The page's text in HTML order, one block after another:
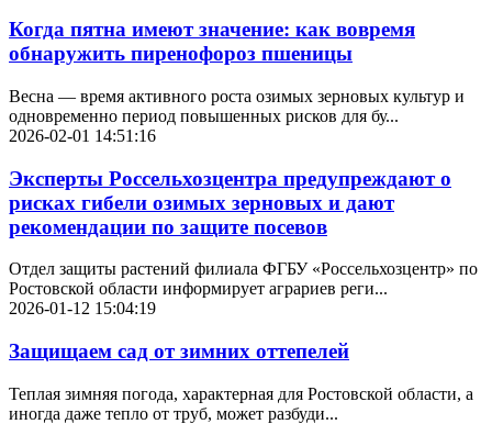
Когда пятна имеют значение: как вовремя
обнаружить пиренофороз пшеницы
Весна — время активного роста озимых зерновых культур и
одновременно период повышенных рисков для бу...
2026-02-01 14:51:16
Эксперты Россельхозцентра предупреждают о
рисках гибели озимых зерновых и дают
рекомендации по защите посевов
Отдел защиты растений филиала ФГБУ «Россельхозцентр» по
Ростовской области информирует аграриев реги...
2026-01-12 15:04:19
Защищаем сад от зимних оттепелей
Теплая зимняя погода, характерная для Ростовской области, а
иногда даже тепло от труб, может разбуди...